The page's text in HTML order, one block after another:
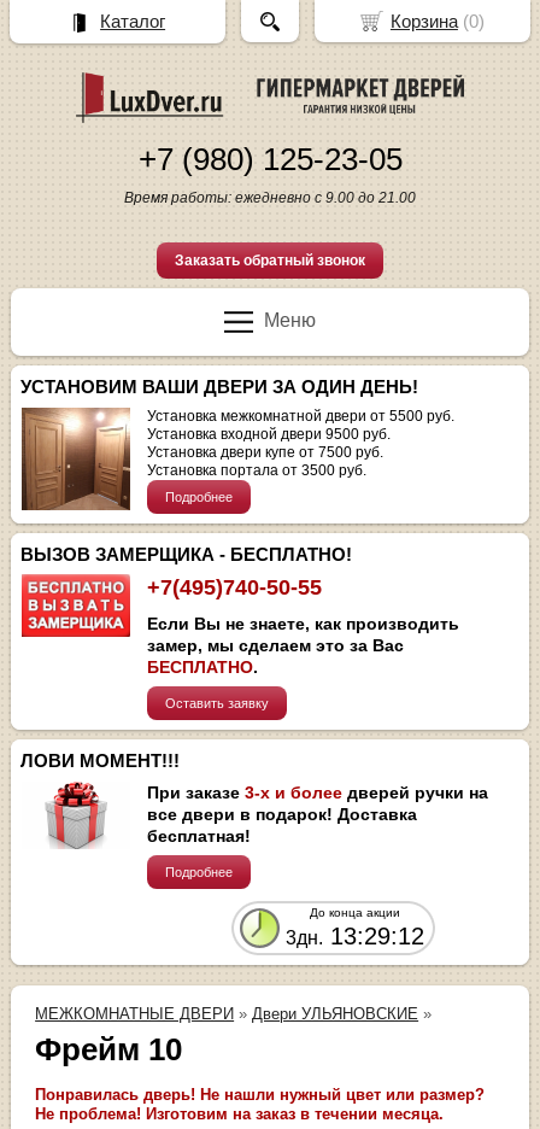
+7 (980) 125-23-05
Время работы: ежедневно с 9.00 до 21.00
Заказать обратный звонок
Меню
УСТАНОВИМ ВАШИ ДВЕРИ ЗА ОДИН ДЕНЬ!
Установка межкомнатной двери от 5500 руб.
Установка входной двери 9500 руб.
Установка двери купе от 7500 руб.
Установка портала от 3500 руб.
Подробнее
ВЫЗОВ ЗАМЕРЩИКА - БЕСПЛАТНО!
+7(495)740-50-55
Если Вы не знаете, как производить
замер, мы сделаем это за Вас
БЕСПЛАТНО.
Оставить заявку
ЛОВИ МОМЕНТ!!!
При заказе3-х и более дверей ручки на
все двери в подарок! Доставка
бесплатная!
Подробнее
До конца акции
3дн. 13:29:12
МЕЖКОМНАТНЫЕ ДВЕРИ » Двери УЛЬЯНОВСКИЕ »
Фрейм 10
Понравилась дверь! Не нашли нужный цвет или размер?
Не проблема! Изготовим на заказ в течении месяца.
Корзина(0)
Каталог